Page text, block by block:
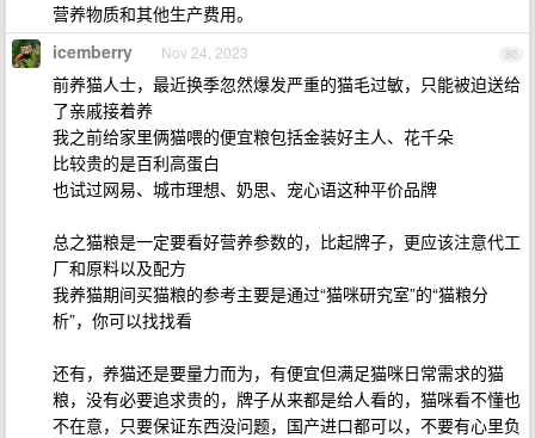
营养物质和其他生产费用。
80
icemberry Nov 24, 2023
前养猫人士，最近换季忽然爆发严重的猫毛过敏，只能被迫送给
了亲戚接着养
我之前给家里俩猫喂的便宜粮包括金装好主人、花千朵
比较贵的是百利高蛋白
也试过网易、城市理想、奶思、宠心语这种平价品牌
总之猫粮是一定要看好营养参数的，比起牌子，更应该注意代工
厂和原料以及配方
我养猫期间买猫粮的参考主要是通过“猫咪研究室”的“猫粮分
析”，你可以找找看
还有，养猫还是要量力而为，有便宜但满足猫咪日常需求的猫
粮，没有必要追求贵的，牌子从来都是给人看的，猫咪看不懂也
不在意，只要保证东西没问题，国产进口都可以，不要有心里负